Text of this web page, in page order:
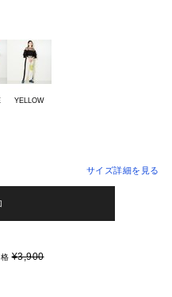
YELLOW
サイズ詳細を見る
格¥3,900